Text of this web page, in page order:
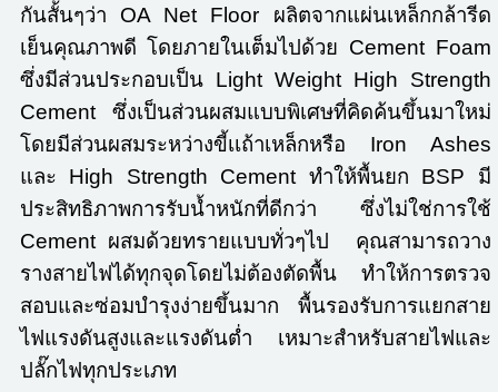
กันสั้นๆว่า OA Net Floor ผลิตจากแผ่นเหล็กกล้ารีด
เย็นคุณภาพดี โดยภายในเต็มไปด้วย Cement Foam
ซึ่งมีส่วนประกอบเป็น Light Weight High Strength
Cement ซึ่งเป็นส่วนผสมแบบพิเศษที่คิดค้นขึ้นมาใหม่
โดยมีส่วนผสมระหว่างขี้เเถ้าเหล็กหรือ Iron Ashes
และ High Strength Cement ทำให้พื้นยก BSP มี
ประสิทธิภาพการรับน้ำหนักที่ดีกว่า ซึ่งไม่ใช่การใช้
Cement ผสมด้วยทรายแบบทั่วๆไป คุณสามารถวาง
รางสายไฟได้ทุกจุดโดยไม่ต้องตัดพื้น ทำให้การตรวจ
สอบและซ่อมบำรุงง่ายขึ้นมาก พื้นรองรับการแยกสาย
ไฟแรงดันสูงและแรงดันต่ำ เหมาะสำหรับสายไฟและ
ปลั๊กไฟทุกประเภท